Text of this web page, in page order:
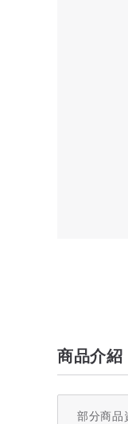
商品介紹
部分商品